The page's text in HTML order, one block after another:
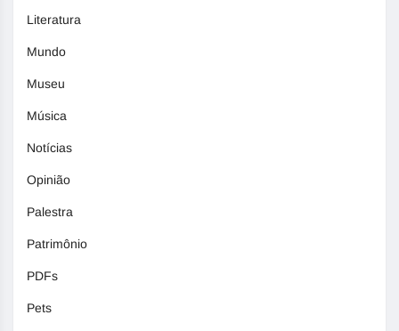
Literatura
Mundo
Museu
Música
Notícias
Opinião
Palestra
Patrimônio
PDFs
Pets